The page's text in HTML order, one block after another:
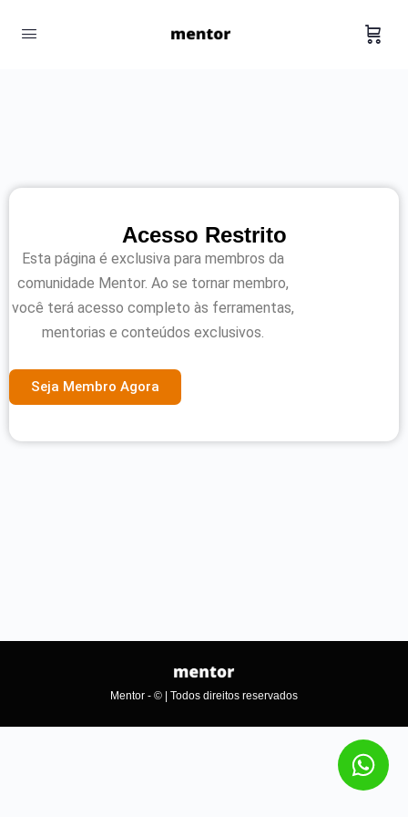
Acesso Restrito
Esta página é exclusiva para membros da
comunidade Mentor. Ao se tornar membro,
você terá acesso completo às ferramentas,
mentorias e conteúdos exclusivos.
Seja Membro Agora
Mentor - © | Todos direitos reservados